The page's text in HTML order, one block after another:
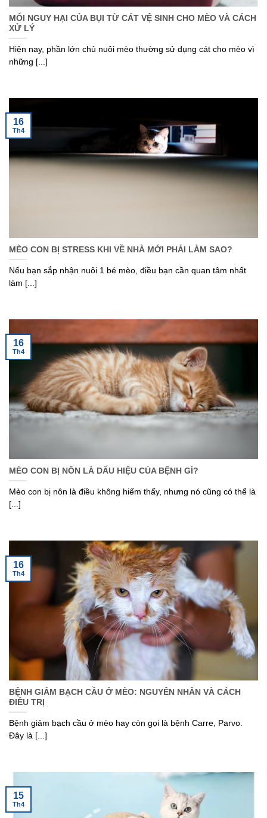
MỐI NGUY HẠI CỦA BỤI TỪ CÁT VỆ SINH CHO MÈO VÀ CÁCH
XỬ LÝ
Hiện nay, phần lớn chủ nuôi mèo thường sử dụng cát cho mèo vì
những [...]
MÈO CON BỊ STRESS KHI VỀ NHÀ MỚI PHẢI LÀM SAO?
Nếu bạn sắp nhận nuôi 1 bé mèo, điều bạn cần quan tâm nhất
làm [...]
16
Th4
MÈO CON BỊ NÔN LÀ DẤU HIỆU CỦA BỆNH GÌ?
Mèo con bị nôn là điều không hiếm thấy, nhưng nó cũng có thể là
[...]
16
Th4
BỆNH GIẢM BẠCH CẦU Ở MÈO: NGUYÊN NHÂN VÀ CÁCH
ĐIỀU TRỊ
Bệnh giảm bạch cầu ở mèo hay còn gọi là bệnh Carre, Parvo.
Đây là [...]
16
Th4
15
Th4